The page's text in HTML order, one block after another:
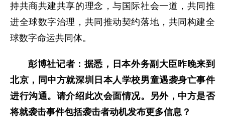
持共商共建共享的理念，与国际社会一道，共同推
进全球数字治理，共同推动契约落地，共同构建全
球数字命运共同体。
彭博社记者：据悉，日本外务副大臣昨晚来到
北京，同中方就深圳日本人学校男童遇袭身亡事件
进行沟通。请介绍此次会面情况。另外，中方是否
将就袭击事件包括袭击者动机发布更多信息？